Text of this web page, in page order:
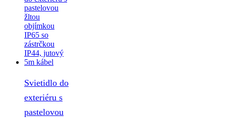
Svietidlo do
exteriéru s
pastelovou